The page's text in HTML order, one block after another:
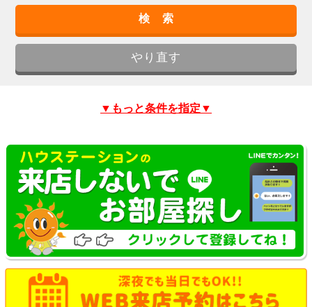
▼もっと条件を指定▼